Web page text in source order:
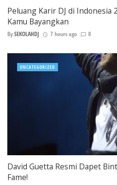
Peluang Karir DJ di Indonesia
Kamu Bayangkan
BySEKOLAHDJ 7 hours ago 0
David Guetta Resmi Dapet
Fame!
UNCATEGORIZED